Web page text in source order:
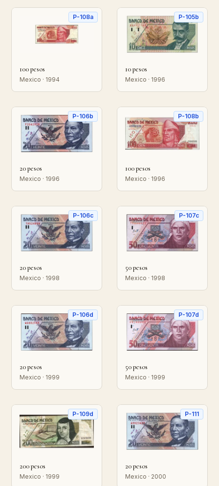
P-108a
100 pesos
Mexico · 1994
P-105b
10 pesos
Mexico · 1996
P-106b
20 pesos
Mexico · 1996
P-108b
100 pesos
Mexico · 1996
P-106c
20 pesos
Mexico · 1998
P-107c
50 pesos
Mexico · 1998
P-106d
20 pesos
Mexico · 1999
P-107d
50 pesos
Mexico · 1999
P-109d
200 pesos
Mexico · 1999
P-111
20 pesos
Mexico · 2000